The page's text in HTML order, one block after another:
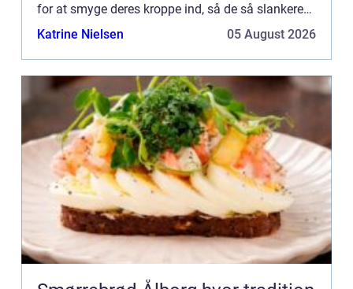
for at smyge deres kroppe ind, så de så slankere
ud og kunne have store kjoler ...
Katrine Nielsen 05 August 2026